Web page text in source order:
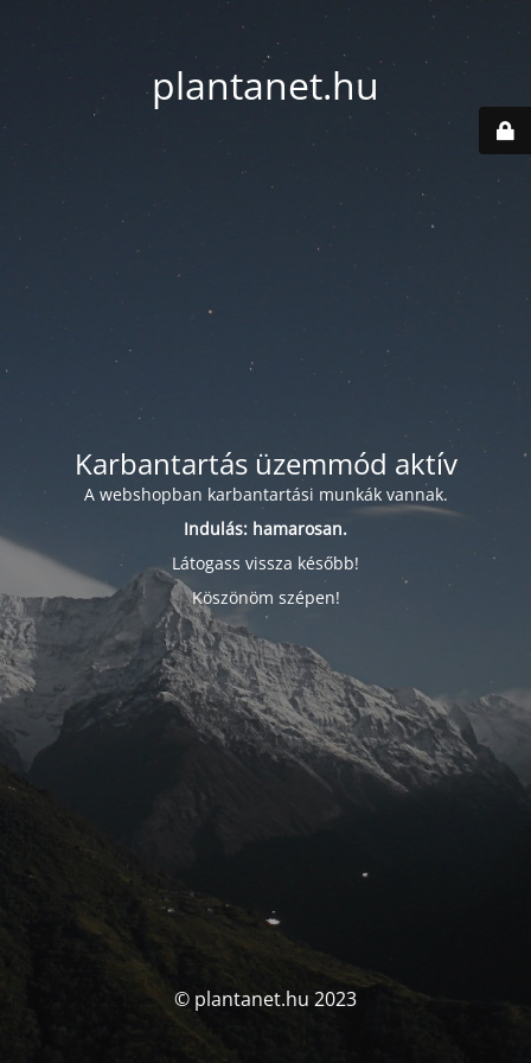
plantanet.hu
Karbantartás üzemmód aktív
A webshopban karbantartási munkák vannak.
Indulás: hamarosan.
Látogass vissza később!
Köszönöm szépen!
© plantanet.hu 2023